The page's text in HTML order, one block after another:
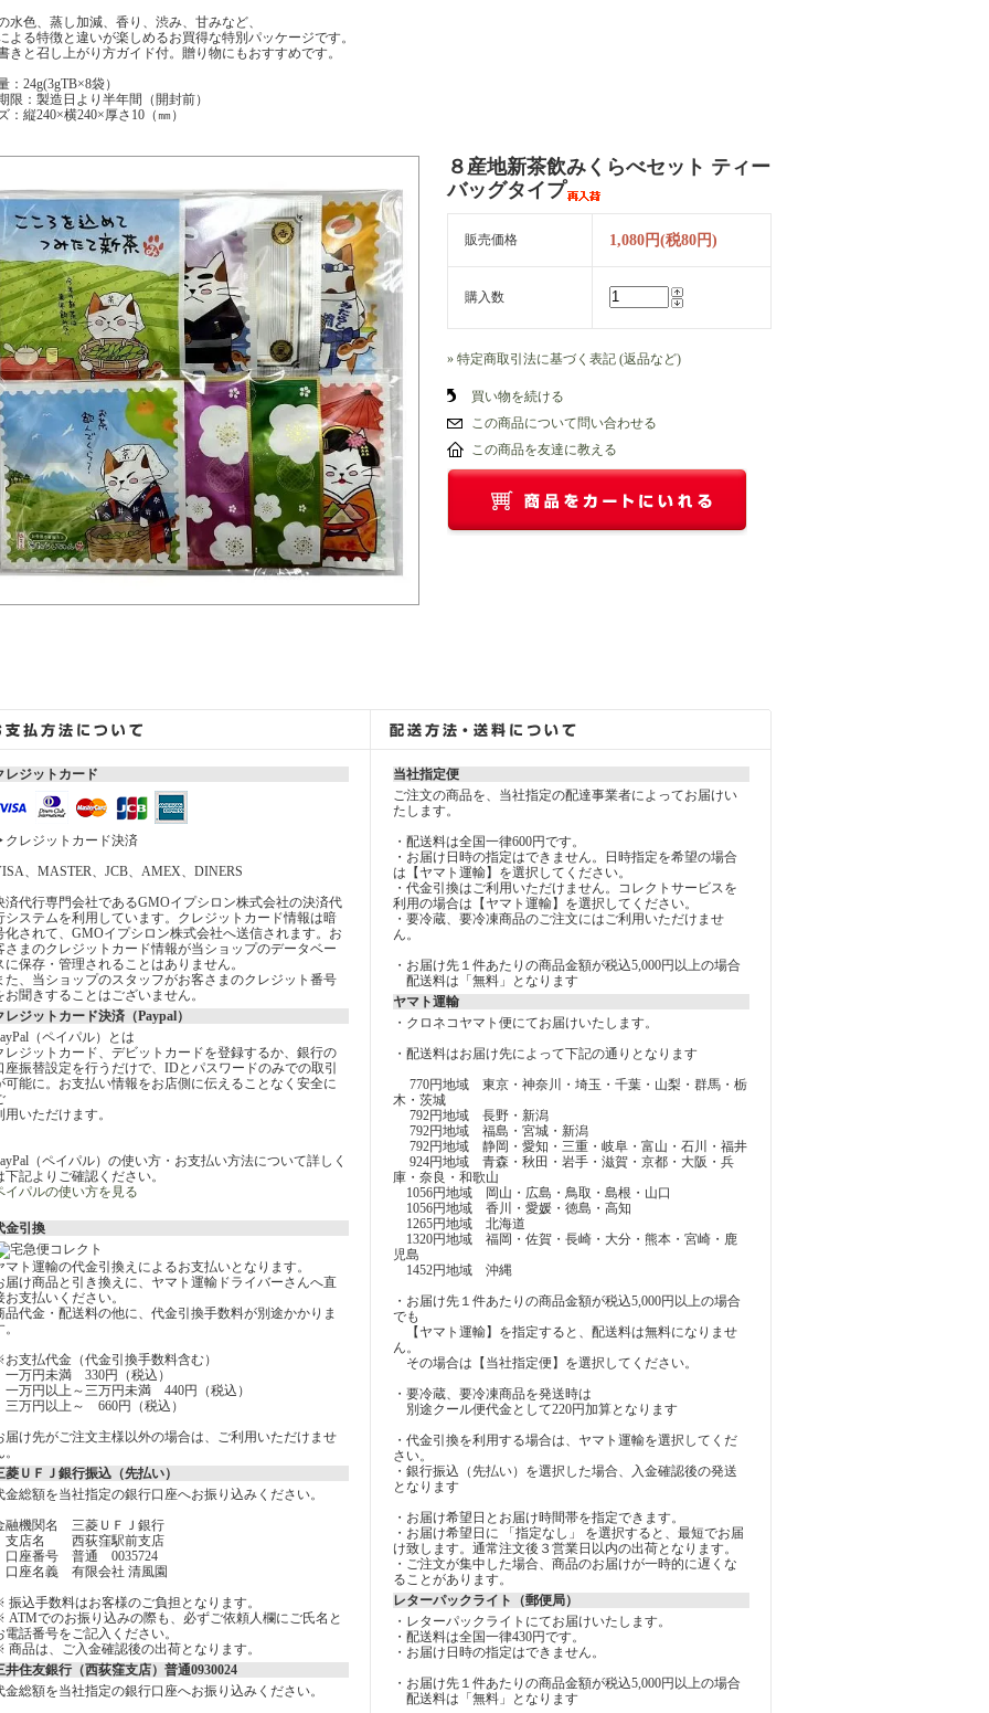
水色、蒸し加減、香り、渋み、甘みなど、
よる特徴と違いが楽しめるお買得な特別パッケージです。
きと召し上がり方ガイド付。贈り物にもおすすめです。
：24g(3gTB×8袋）
限：製造日より半年間（開封前）
：縦240×横240×厚さ10（㎜）
８産地新茶飲みくらべセット ティー
バッグタイプ
販売価格 1,080円(税80円)
購入数
» 特定商取引法に基づく表記 (返品など)
買い物を続ける
この商品について問い合わせる
この商品を友達に教える
レジットカード
レジットカード決済
、MASTER、JCB、AMEX、DINERS
済代行専門会社であるGMOイプシロン株式会社の決済代
システムを利用しています。クレジットカード情報は暗
化されて、GMOイプシロン株式会社へ送信されます。お
さまのクレジットカード情報が当ショップのデータベー
に保存・管理されることはありません。
た、当ショップのスタッフがお客さまのクレジット番号
お聞きすることはございません。
レジットカード決済（Paypal）
（ペイパル）とは
レジットカード、デビットカードを登録するか、銀行の
座振替設定を行うだけで、IDとパスワードのみでの取引
可能に。お支払い情報をお店側に伝えることなく安全に
用いただけます。
（ペイパル）の使い方・お支払い方法について詳しく
下記よりご確認ください。
イパルの使い方を見る
金引換
マト運輸の代金引換えによるお支払いとなります。
届け商品と引き換えに、ヤマト運輸ドライバーさんへ直
お支払いください。
品代金・配送料の他に、代金引換手数料が別途かかりま
支払代金（代金引換手数料含む）
万円未満 330円（税込）
万円以上～三万円未満 440円（税込）
万円以上～ 660円（税込）
届け先がご注文主様以外の場合は、ご利用いただけませ
菱ＵＦＪ銀行振込（先払い）
金総額を当社指定の銀行口座へお振り込みください。
融機関名 三菱ＵＦＪ銀行
店名 西荻窪駅前支店
座番号 普通 0035724
座名義 有限会社 清風園
振込手数料はお客様のご負担となります。
ATMでのお振り込みの際も、必ずご依頼人欄にご氏名と
電話番号をご記入ください。
商品は、ご入金確認後の出荷となります。
井住友銀行（西荻窪支店）普通0930024
金総額を当社指定の銀行口座へお振り込みください。
当社指定便
ご注文の商品を、当社指定の配達事業者によってお届けい
たします。
・配送料は全国一律600円です。
・お届け日時の指定はできません。日時指定を希望の場合
は【ヤマト運輸】を選択してください。
・代金引換はご利用いただけません。コレクトサービスを
利用の場合は【ヤマト運輸】を選択してください。
・要冷蔵、要冷凍商品のご注文にはご利用いただけませ
ん。
・お届け先１件あたりの商品金額が税込5,000円以上の場合
配送料は「無料」となります
ヤマト運輸
・クロネコヤマト便にてお届けいたします。
・配送料はお届け先によって下記の通りとなります
770円地域 東京・神奈川・埼玉・千葉・山梨・群馬・栃
木・茨城
792円地域 長野・新潟
792円地域 福島・宮城・新潟
792円地域 静岡・愛知・三重・岐阜・富山・石川・福井
924円地域 青森・秋田・岩手・滋賀・京都・大阪・兵
庫・奈良・和歌山
1056円地域 岡山・広島・鳥取・島根・山口
1056円地域 香川・愛媛・徳島・高知
1265円地域 北海道
1320円地域 福岡・佐賀・長崎・大分・熊本・宮崎・鹿
児島
1452円地域 沖縄
・お届け先１件あたりの商品金額が税込5,000円以上の場合
でも
【ヤマト運輸】を指定すると、配送料は無料になりませ
ん。
その場合は【当社指定便】を選択してください。
・要冷蔵、要冷凍商品を発送時は
別途クール便代金として220円加算となります
・代金引換を利用する場合は、ヤマト運輸を選択してくだ
さい。
・銀行振込（先払い）を選択した場合、入金確認後の発送
となります
・お届け希望日とお届け時間帯を指定できます。
・お届け希望日に 「指定なし」 を選択すると、最短でお届
け致します。通常注文後３営業日以内の出荷となります。
・ご注文が集中した場合、商品のお届けが一時的に遅くな
ることがあります。
レターパックライト（郵便局）
・レターパックライトにてお届けいたします。
・配送料は全国一律430円です。
・お届け日時の指定はできません。
・お届け先１件あたりの商品金額が税込5,000円以上の場合
配送料は「無料」となります